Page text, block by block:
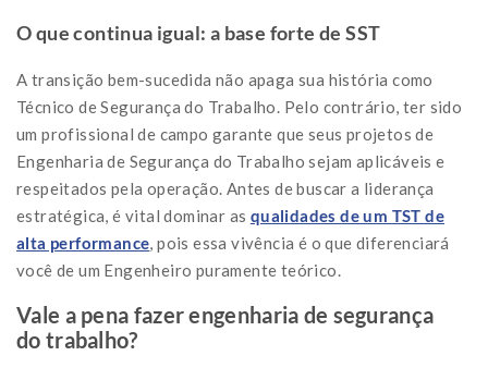
O que continua igual: a base forte de SST
A transição bem-sucedida não apaga sua história como
Técnico de Segurança do Trabalho. Pelo contrário, ter sido
um profissional de campo garante que seus projetos de
Engenharia de Segurança do Trabalho sejam aplicáveis e
respeitados pela operação. Antes de buscar a liderança
estratégica, é vital dominar as qualidades de um TST de
alta performance, pois essa vivência é o que diferenciará
você de um Engenheiro puramente teórico.
Vale a pena fazer engenharia de segurança
do trabalho?